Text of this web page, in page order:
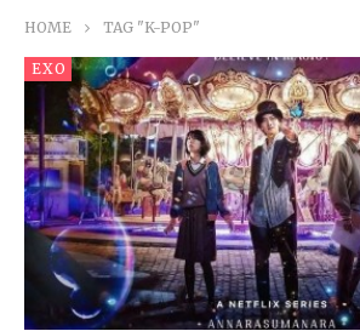
HOME TAG "K-POP"
EXO